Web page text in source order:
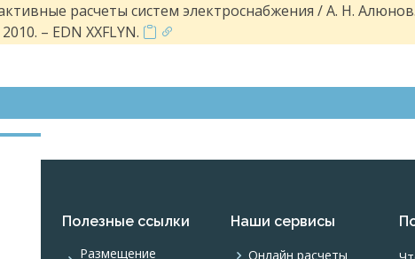
расчеты систем электроснабжения / А. Н.
– EDN XXFLYN.
Полезные ссылки
Размещение
Наши сервисы
Онлайн расчеты